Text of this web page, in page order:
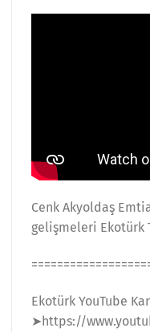
Cenk Akyoldaş
gelişmeleri Ekotürk
Ekotürk YouTube
➤https://